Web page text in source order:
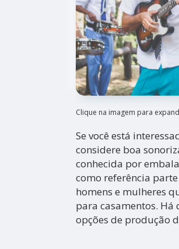
Clique na imagem para
Se você está
considere boa
conhecida por
como referência
homens e mulheres
para casamentos.
opções de produção